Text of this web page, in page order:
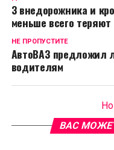
3 внедорожника и
меньше всего
НЕ ПРОПУСТИТЕ
АвтоВАЗ предложил
водителям
ВАС